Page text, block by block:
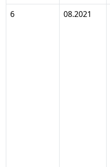
6
08.2021